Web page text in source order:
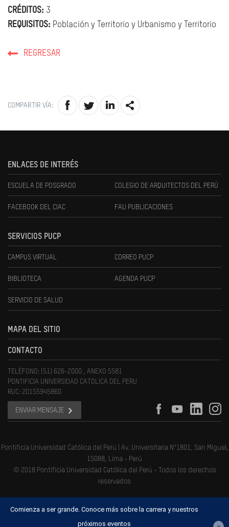
CRÉDITOS: 3
REQUISITOS: Población y Territorio y Urbanismo y Territorio
REGRESAR
COMPARTIR VÍA:
ENLACES DE INTERÉS
ESCUELA DE POSGRADO COLEGIO DE ARQUITECTOS DEL PERÚ
FACEBOOK DEL CIAC FAU PUBLICACIONES
SERVICIOS PUCP
CAMPUS VIRTUAL CORREO PUCP
BIBLIOTECA AGENDA PUCP
SERVICIO DE SALUD
MAPA DEL SITIO
CONTACTO
TELÉFONO: (51) 626-2000 , ANEXO 5581
PONTIFICIA UNIVERSIDAD CATOLICA DEL PERU
RUC: 20155945860
ENVIAR MENSAJE
Pontificia Universidad Católica del Perú | Av. Universitaria N°1801, San Miguel,
15088, Lima - Perú
© 2018 Pontificia Universidad Católica del Perú - Todos los derechos
reservados
Comienza a ser grande. Conoce más sobre la carrera y nuestros
próximos eventos